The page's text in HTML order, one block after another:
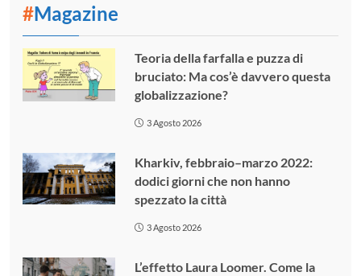
#Magazine
Teoria della farfalla e puzza di
bruciato: Ma cos’è davvero questa
globalizzazione?
3 Agosto 2026
Kharkiv, febbraio–marzo 2022:
dodici giorni che non hanno
spezzato la città
3 Agosto 2026
L’effetto Laura Loomer. Come la